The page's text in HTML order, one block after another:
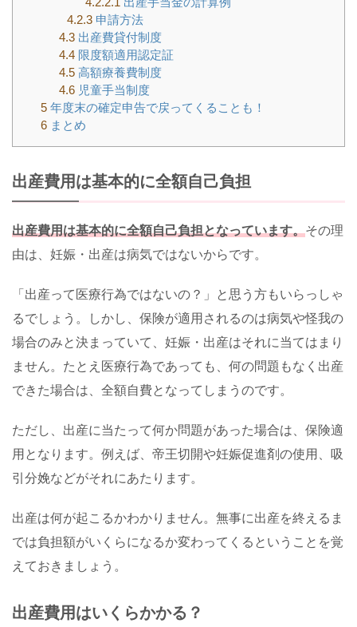
4.2.3 申請方法
4.3出産費貸付制度
4.4限度額適用認定証
4.5高額療養費制度
4.6児童手当制度
5 年度末の確定申告で戻ってくることも！
6 まとめ
出産費用は基本的に全額自己負担
出産費用は基本的に全額自己負担となっています。その理
由は、妊娠・出産は病気ではないからです。
「出産って医療行為ではないの？」と思う方もいらっしゃ
るでしょう。しかし、保険が適用されるのは病気や怪我の
場合のみと決まっていて、妊娠・出産はそれに当てはまり
ません。たとえ医療行為であっても、何の問題もなく出産
できた場合は、全額自費となってしまうのです。
ただし、出産に当たって何か問題があった場合は、保険適
用となります。例えば、帝王切開や妊娠促進剤の使用、吸
引分娩などがそれにあたります。
出産は何が起こるかわかりません。無事に出産を終えるま
では負担額がいくらになるか変わってくるということを覚
えておきましょう。
出産費用はいくらかかる？